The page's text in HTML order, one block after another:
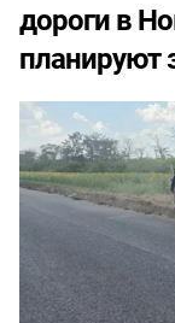
дороги в
планируют